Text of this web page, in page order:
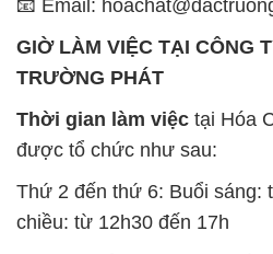
📧 Email:
GIỜ LÀM VIỆC TẠI CÔNG
TRƯỜNG PHÁT
Thời gian làm việc tại Hóa
được tổ chức như sau:
Thứ 2 đến thứ 6: Buổi sáng:
chiều: từ 12h30 đến 17h